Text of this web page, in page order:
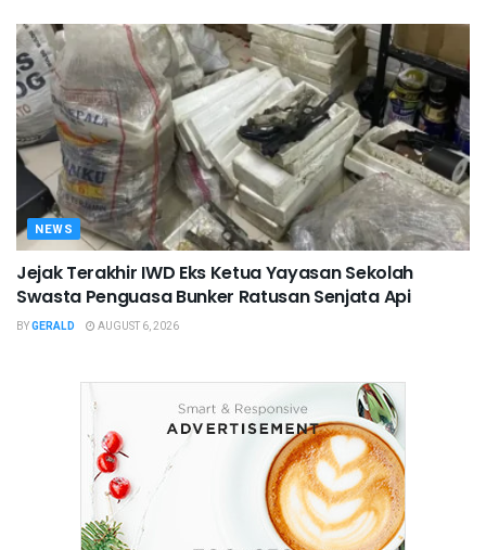
NEWS
Jejak Terakhir IWD Eks Ketua Yayasan Sekolah
Swasta Penguasa Bunker Ratusan Senjata Api
BYGERALD AUGUST 6, 2026